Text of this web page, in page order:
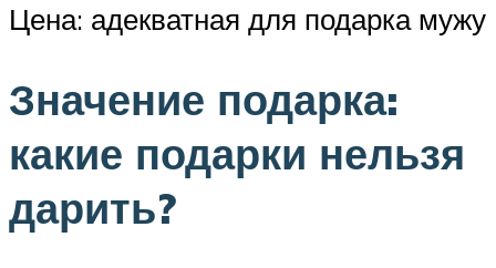
Цена: адекватная для подарка мужу
Значение подарка:
какие подарки нельзя
дарить?